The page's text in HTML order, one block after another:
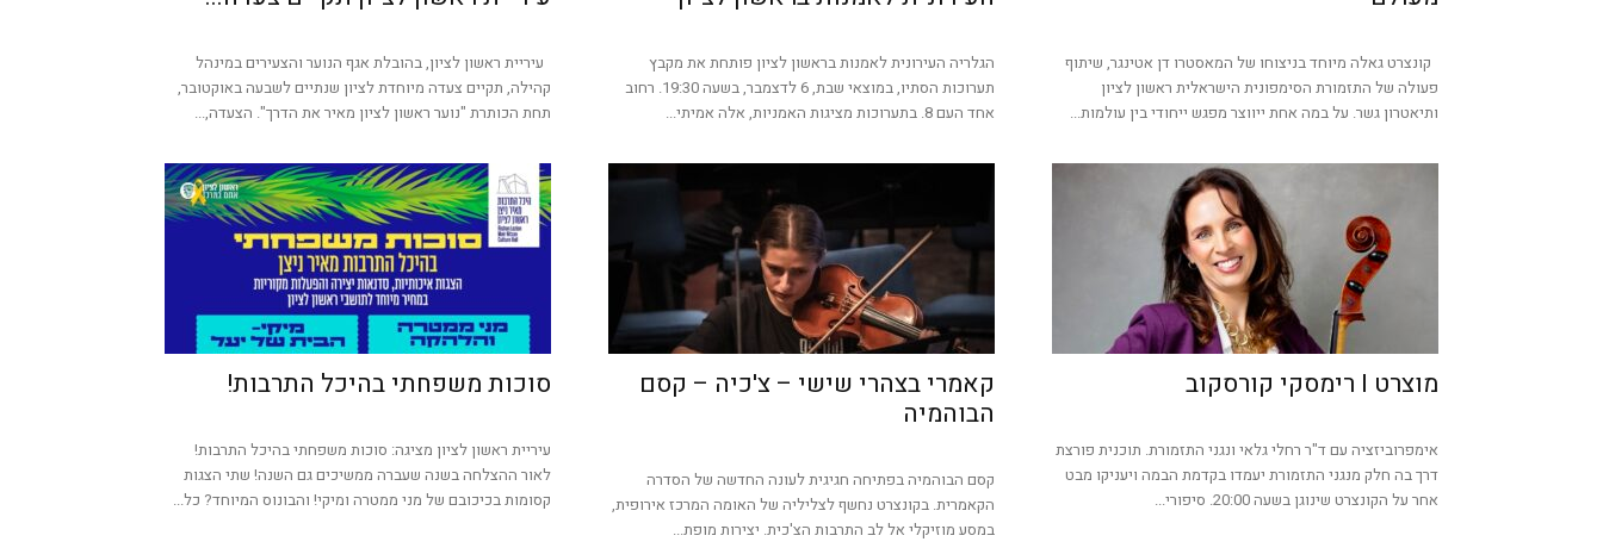
קונצרט גאלה מיוחד בניצוחו של המאסטרו דן אטינגר, שיתוף
פעולה של התזמורת הסימפונית הישראלית ראשון לציון
ותיאטרון גשר. על במה אחת ייווצר מפגש ייחודי בין עולמות...
הגלריה העירונית לאמנות בראשון לציון פותחת את מקבץ
תערוכות הסתיו, במוצאי שבת, 6 לדצמבר, בשעה 19:30. רחוב
אחד העם 8. בתערוכות מציגות האמניות, אלה אמיתי...
עיריית ראשון לציון, בהובלת אגף הנוער והצעירים במינהל
קהילה, תקיים צעדה מיוחדת לציון שנתיים לשבעה באוקטובר,
תחת הכותרת "נוער ראשון לציון מאיר את הדרך". הצעדה,...
מוצרט I רימסקי קורסקוב
אימפרוביזציה עם ד"ר רחלי גלאי ונגני התזמורת. תוכנית פורצת
דרך בה חלק מנגני התזמורת יעמדו בקדמת הבמה ויעניקו מבט
אחר על הקונצרט שינוגן בשעה 20:00. סיפורי...
קאמרי בצהרי שישי – צ'כיה – קסם
הבוהמיה
קסם הבוהמיה בפתיחה חגיגית לעונה החדשה של הסדרה
הקאמרית. בקונצרט נחשף לצליליה של האומה המרכז אירופית,
במסע מוזיקלי אל לב התרבות הצ'כית. יצירות מופת...
סוכות משפחתי בהיכל התרבות!
עיריית ראשון לציון מציגה: סוכות משפחתי בהיכל התרבות!
לאור ההצלחה בשנה שעברה ממשיכים גם השנה! שתי הצגות
קסומות בכיכובם של מני ממטרה ומיקי! והבונוס המיוחד? כל...